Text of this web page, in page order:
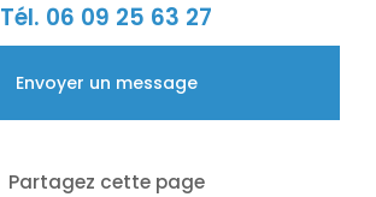
Tél. 06 09 25 63 27
Envoyer un message
Partagez cette page